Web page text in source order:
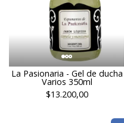
La Pasionaria - Gel de ducha
Varios 350ml
$13.200,00